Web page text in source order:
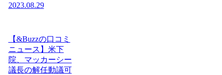
2023.08.29
【&Buzzの口コミ
ニュース】米下
院、マッカーシー
議長の解任動議可